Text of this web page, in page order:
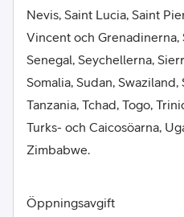
Nevis, Saint Lucia, Saint
Vincent och Grenadinerna,
Senegal, Seychellerna,
Somalia, Sudan,
Tanzania, Tchad, Togo,
Turks- och Caicosöarna,
Zimbabwe.
Öppningsavgift